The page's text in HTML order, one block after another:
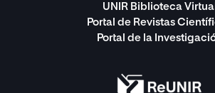
UNIR Biblioteca Virtual
Portal de Revistas
Portal de la